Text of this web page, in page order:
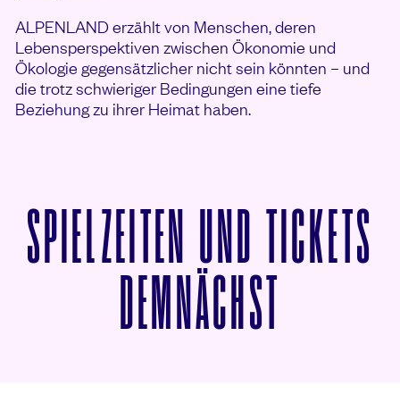
ALPENLAND erzählt von Menschen, deren
Lebensperspektiven zwischen Ökonomie und
Ökologie gegensätzlicher nicht sein könnten – und
die trotz schwieriger Bedingungen eine tiefe
Beziehung zu ihrer Heimat haben.
SPIELZEITEN UND TICKETS
DEMNÄCHST